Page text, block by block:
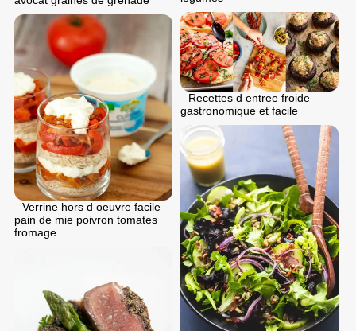
Recettes d entree froide
gastronomique et facile
Verrine hors d oeuvre facile
pain de mie poivron tomates
fromage